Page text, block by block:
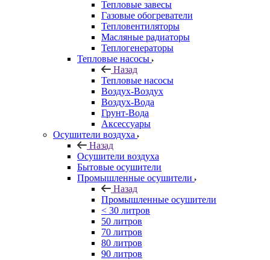
Тепловые завесы
Газовые обогреватели
Тепловентиляторы
Масляные радиаторы
Теплогенераторы
Тепловые насосы
Назад
Тепловые насосы
Воздух-Воздух
Воздух-Вода
Грунт-Вода
Аксессуары
Осушители воздуха
Назад
Осушители воздуха
Бытовые осушители
Промышленные осушители
Назад
Промышленные осушители
< 30 литров
50 литров
70 литров
80 литров
90 литров